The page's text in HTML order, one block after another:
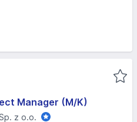
Manager (M/K)
z o.o.